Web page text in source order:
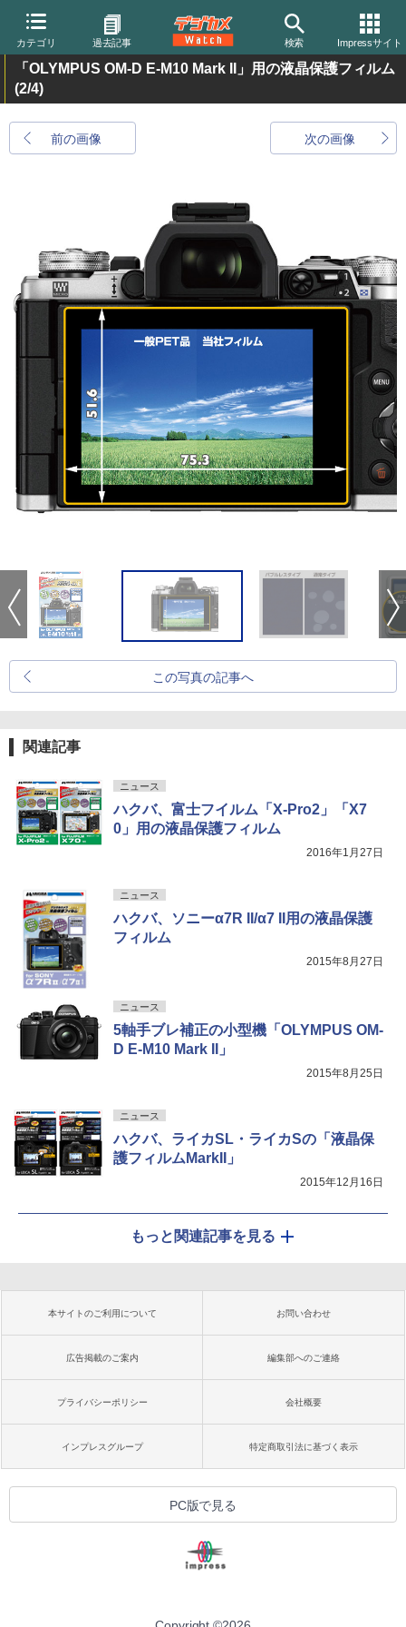
カテゴリ 過去記事 検索 Impressサイト
「OLYMPUS OM-D E-M10 Mark II」用の液晶保護フィルム
(2/4)
前の画像 次の画像
この写真の記事へ
関連記事
ニュース
ハクバ、富士フイルム「X-Pro2」「X7
0」用の液晶保護フィルム
2016年1月27日
ニュース
ハクバ、ソニーα7R II/α7 II用の液晶保護
フィルム
2015年8月27日
ニュース
5軸手ブレ補正の小型機「OLYMPUS OM-
D E-M10 Mark II」
2015年8月25日
ニュース
ハクバ、ライカSL・ライカSの「液晶保
護フィルムMarkII」
2015年12月16日
もっと関連記事を見る
本サイトのご利用について お問い合わせ
広告掲載のご案内 編集部へのご連絡
プライバシーポリシー 会社概要
インプレスグループ 特定商取引法に基づく表示
PC版で見る